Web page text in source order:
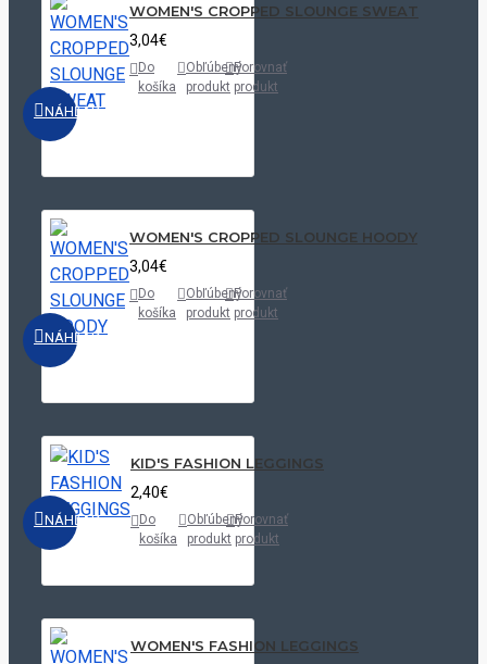
NÁHĽAD
WOMEN'S CROPPED SLOUNGE SWEAT
3,04€
Do
košíka
Obľúbený
produkt
Porovnať
produkt
NÁHĽAD
WOMEN'S CROPPED SLOUNGE HOODY
3,04€
Do
košíka
Obľúbený
produkt
Porovnať
produkt
NÁHĽAD
KID'S FASHION LEGGINGS
2,40€
Do
košíka
Obľúbený
produkt
Porovnať
produkt
WOMEN'S FASHION LEGGINGS